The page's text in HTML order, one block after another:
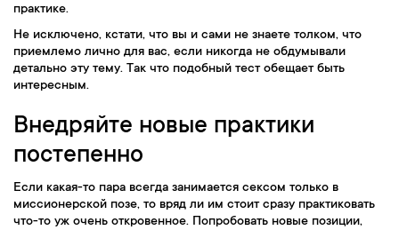
практике.
Не исключено, кстати, что вы и сами не знаете толком, что
приемлемо лично для вас, если никогда не обдумывали
детально эту тему. Так что подобный тест обещает быть
интересным.
Внедряйте новые практики
постепенно
Если какая-то пара всегда занимается сексом только в
миссионерской позе, то вряд ли им стоит сразу практиковать
что-то уж очень откровенное. Попробовать новые позиции,